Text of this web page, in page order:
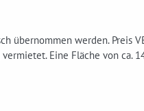
übernommen werden. Preis
Eine Fläche von ca.